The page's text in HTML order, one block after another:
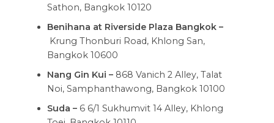
Sathon, Bangkok 10120
Benihana at Riverside Plaza Bangkok –
Krung Thonburi Road, Khlong San,
Bangkok 10600
Nang Gin Kui –868 Vanich 2 Alley, Talat
Noi, Samphanthawong, Bangkok 10100
Suda –6 6/1 Sukhumvit 14 Alley, Khlong